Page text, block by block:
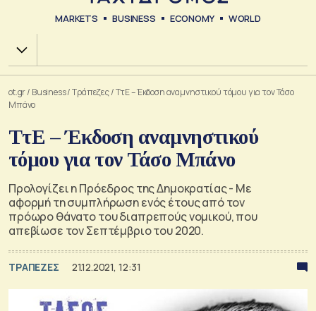
MARKETS BUSINESS ECONOMY WORLD
Χ.Α.
ot.gr/ Business/Τράπεζες/ΤτΕ – Έκδοση αναμνηστικού τόμου για τον Τάσο
Μπάνο
ΤτΕ – Έκδοση αναμνηστικού
τόμου για τον Τάσο Μπάνο
Προλογίζει η Πρόεδρος της Δημοκρατίας - Με
αφορμή τη συμπλήρωση ενός έτους από τον
πρόωρο θάνατο του διαπρεπούς νομικού, που
απεβίωσε τον Σεπτέμβριο του 2020.
ΤΡΑΠΕΖΕΣ 21.12.2021, 12:31